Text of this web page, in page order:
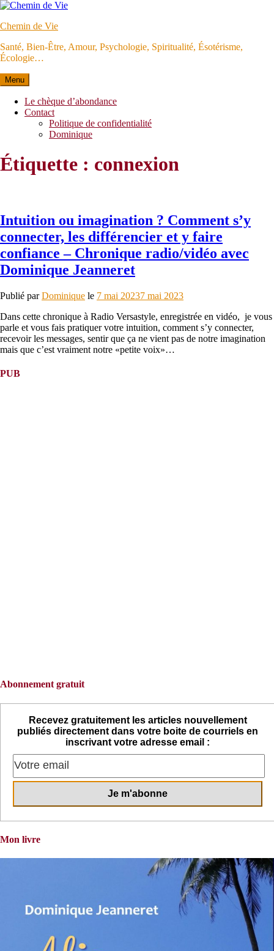
Aller
contenu
Chemin de Vie
Santé, Bien-Être, Amour, Psychologie, Spiritualité, Ésotérisme,
Écologie…
Menu
Le chèque d’abondance
Contact
Politique de confidentialité
Dominique
Étiquette : connexion
Intuition ou imagination ? Comment s’y
connecter, les différencier et y faire
confiance – Chronique radio/vidéo avec
Dominique Jeanneret
Publié parDominique le 7 mai 20237 mai 2023
Dans cette chronique à Radio Versastyle, enregistrée en vidéo, je vous
parle et vous fais pratiquer votre intuition, comment s’y connecter,
recevoir les messages, sentir que ça ne vient pas de notre imagination
mais que c’est vraiment notre «petite voix»…
PUB
Abonnement gratuit
Recevez gratuitement les articles nouvellement
publiés directement dans votre boite de courriels en
inscrivant votre adresse email :
Mon livre